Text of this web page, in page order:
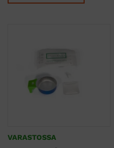
VARASTOSSA